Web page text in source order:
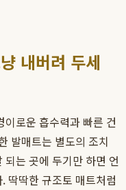
내버려 두세
로운 흡수력과 빠른 건
발매트는 별도의 조치
는 곳에 두기만 하면 언
딱딱한 규조토 매트처럼